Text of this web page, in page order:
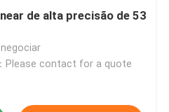
de alta precisão de 53
negociar
Please contact for a quote